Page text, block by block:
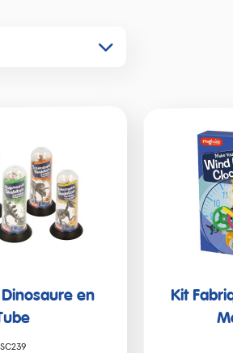
Noël
Majigg
en
SC239
Kit